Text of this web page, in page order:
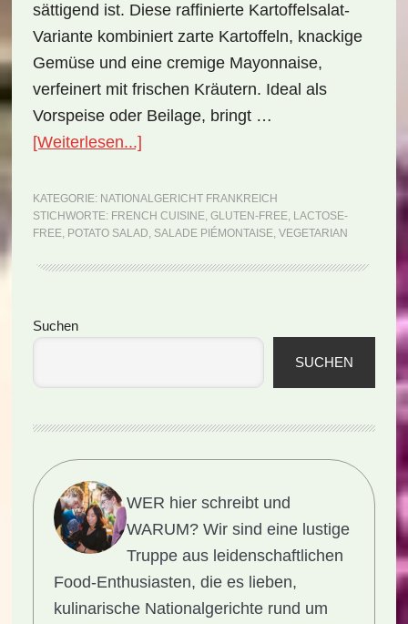
sättigend ist. Diese raffinierte Kartoffelsalat-
Variante kombiniert zarte Kartoffeln, knackige
Gemüse und eine cremige Mayonnaise,
verfeinert mit frischen Kräutern. Ideal als
Vorspeise oder Beilage, bringt …
[Weiterlesen...]ÜberNationalgericht
Salade
Piémontaise
KATEGORIE: NATIONALGERICHT FRANKREICH
STICHWORTE: FRENCH CUISINE, GLUTEN-FREE, LACTOSE-
FREE, POTATO SALAD, SALADE PIÉMONTAISE, VEGETARIAN
Seitenspalte
Suchen
SUCHEN
WER hier schreibt und
WARUM? Wir sind eine lustige
Truppe aus leidenschaftlichen
Food-Enthusiasten, die es lieben,
kulinarische Nationalgerichte rund um